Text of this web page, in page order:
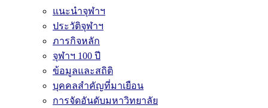
แนะนำจุฬาฯ
ประวัติจุฬาฯ
ภารกิจหลัก
จุฬาฯ 100 ปี
ข้อมูลและสถิติ
บุคคลสำคัญที่มาเยือน
การจัดอันดับมหาวิทยาลัย